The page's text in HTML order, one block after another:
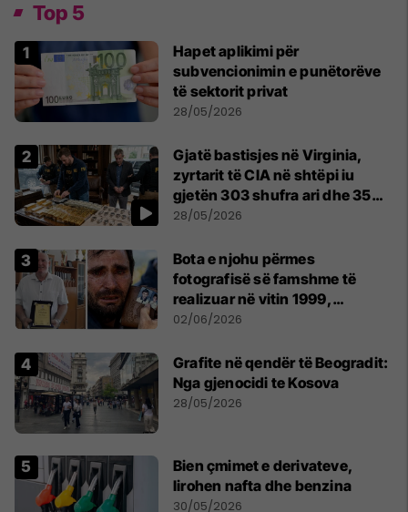
Top 5
Hapet aplikimi për
subvencionimin e punëtorëve
të sektorit privat
28/05/2026
Gjatë bastisjes në Virginia,
zyrtarit të CIA në shtëpi iu
gjetën 303 shufra ari dhe 35
orë luksoze Rolex
28/05/2026
Bota e njohu përmes
fotografisë së famshme të
realizuar në vitin 1999,
pensionohet Xajë Mustafa
02/06/2026
Grafite në qendër të Beogradit:
Nga gjenocidi te Kosova
28/05/2026
Bien çmimet e derivateve,
lirohen nafta dhe benzina
30/05/2026